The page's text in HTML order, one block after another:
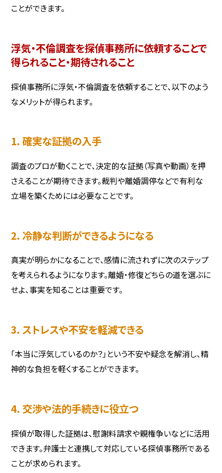
ことができます。
浮気・不倫調査を探偵事務所に依頼することで
得られること・期待されること
探偵事務所に浮気・不倫調査を依頼することで、以下のよう
なメリットが得られます。
1. 確実な証拠の入手
調査のプロが動くことで、決定的な証拠（写真や動画）を押
さえることが期待できます。裁判や離婚調停などで有利な
立場を築くためには必要なことです。
2. 冷静な判断ができるようになる
真実が明らかになることで、感情に流されずに次のステップ
を考えられるようになります。離婚・修復どちらの道を選ぶに
せよ、事実を知ることは重要です。
3. ストレスや不安を軽減できる
「本当に浮気しているのか？」という不安や疑念を解消し、精
神的な負担を軽くすることができます。
4. 交渉や法的手続きに役立つ
探偵が取得した証拠は、慰謝料請求や親権争いなどに活用
できます。弁護士と連携して対応している探偵事務所である
ことが求められます。